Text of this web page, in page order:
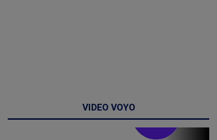
VIDEO VOYO